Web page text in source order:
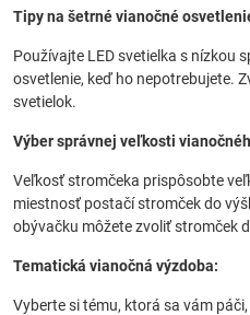
Tipy na šetrné vianočné
Používajte LED svetielka s nízkou
osvetlenie, keď ho nepotrebujete.
svetielok.
Výber správnej veľkosti
Veľkosť stromčeka prispôsobte
miestnosť postačí stromček do
obývačku môžete zvoliť stromček
Tematická vianočná výzdoba:
Vyberte si tému, ktorá sa vám